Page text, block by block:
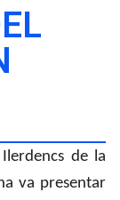
de la
va presentar